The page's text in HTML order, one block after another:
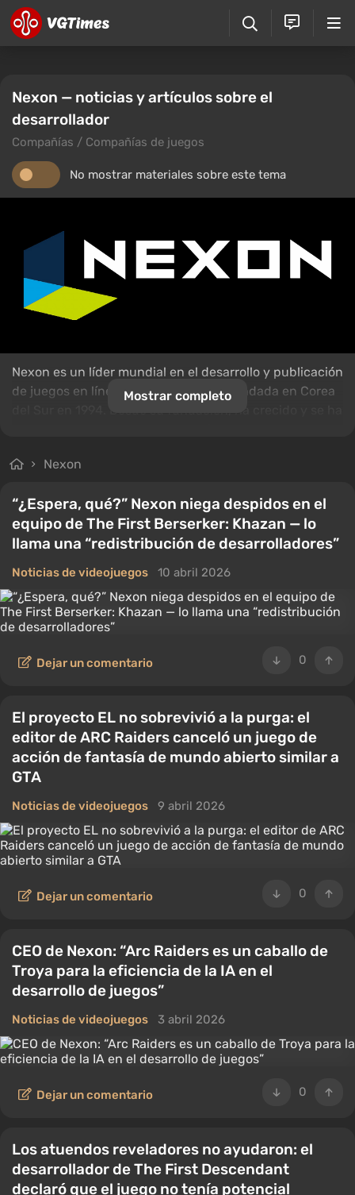
Nexon — noticias y artículos sobre el
desarrollador
Compañías / Compañías de juegos
No mostrar materiales sobre este tema
Nexon es un líder mundial en el desarrollo y publicación
de juegos en línea. La compañía fue fundada en Corea
los juegos más populares que han sido lanzados por la
Online,VindictusyMabinogi .
Mostrar completo
Nexon
“¿Espera, qué?” Nexon niega despidos en el
equipo de The First Berserker: Khazan — lo
llama una “redistribución de desarrolladores”
Noticias de videojuegos 10 abril 2026
0
Dejar un comentario
El proyecto EL no sobrevivió a la purga: el
editor de ARC Raiders canceló un juego de
acción de fantasía de mundo abierto similar a
GTA
Noticias de videojuegos 9 abril 2026
0
Dejar un comentario
CEO de Nexon: “Arc Raiders es un caballo de
Troya para la eficiencia de la IA en el
desarrollo de juegos”
Noticias de videojuegos 3 abril 2026
0
Dejar un comentario
Los atuendos reveladores no ayudaron: el
desarrollador de The First Descendant
declaró que el juego no tenía potencial